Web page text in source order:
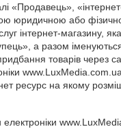
«Продавець»,
юридичною або
інтернет-магазину,
а разом
товарів через
ресурс на якому
електроніки